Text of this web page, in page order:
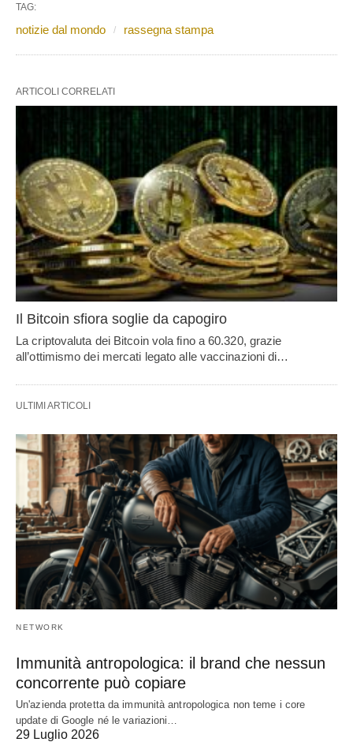
TAG:
notizie dal mondo rassegna stampa
ARTICOLI CORRELATI
Il Bitcoin sfiora soglie da capogiro
La criptovaluta dei Bitcoin vola fino a 60.320, grazie
all’ottimismo dei mercati legato alle vaccinazioni di…
ULTIMI ARTICOLI
NETWORK
Immunità antropologica: il brand che nessun
concorrente può copiare
Un'azienda protetta da immunità antropologica non teme i core
update di Google né le variazioni…
29 Luglio 2026